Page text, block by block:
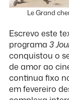
Le Grand
Escrevo este
programa 3
conquistou o
de amor ao
continua fixo
em fevereiro